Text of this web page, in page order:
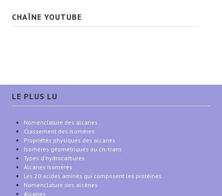
CHAÎNE YOUTUBE
LE PLUS LU
Nomenclature des alcanes
Classement des isomères
Propriétés physiques des alcanes
Isomères géométriques ou cis-trans
Types d'hydrocarbures
Alcanes isomères
Les 20 acides aminés qui composent les protéines
Nomenclature des alcènes
Alcanes